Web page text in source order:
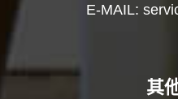
E-MAIL:
其